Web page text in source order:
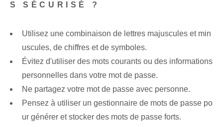
S SÉCURISÉ ?
Utilisez une combinaison de lettres majuscules et min
uscules, de chiffres et de symboles.
Évitez d'utiliser des mots courants ou des informations
personnelles dans votre mot de passe.
Ne partagez votre mot de passe avec personne.
Pensez à utiliser un gestionnaire de mots de passe po
ur générer et stocker des mots de passe forts.